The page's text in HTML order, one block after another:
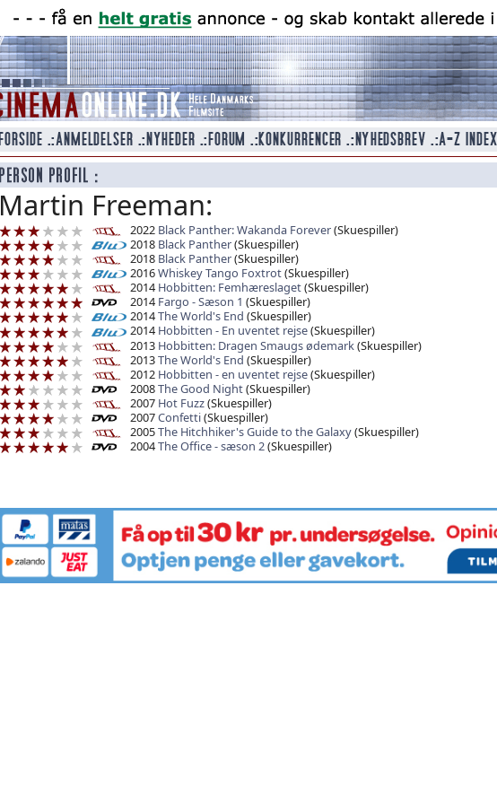
Martin Freeman:
2022 Black Panther: Wakanda Forever(Skuespiller)
2018 Black Panther(Skuespiller)
2018 Black Panther(Skuespiller)
2016Whiskey Tango Foxtrot(Skuespiller)
2014 Hobbitten: Femhæreslaget(Skuespiller)
2014 Fargo - Sæson 1 (Skuespiller)
2014The World's End (Skuespiller)
2014 Hobbitten - En uventet rejse(Skuespiller)
2013 Hobbitten: Dragen Smaugs ødemark(Skuespiller)
2013The World's End (Skuespiller)
2012 Hobbitten - en uventet rejse(Skuespiller)
2008The Good Night(Skuespiller)
2007 Hot Fuzz(Skuespiller)
2007Confetti(Skuespiller)
2005The Hitchhiker's Guide to the Galaxy(Skuespiller)
2004The Office - sæson 2(Skuespiller)